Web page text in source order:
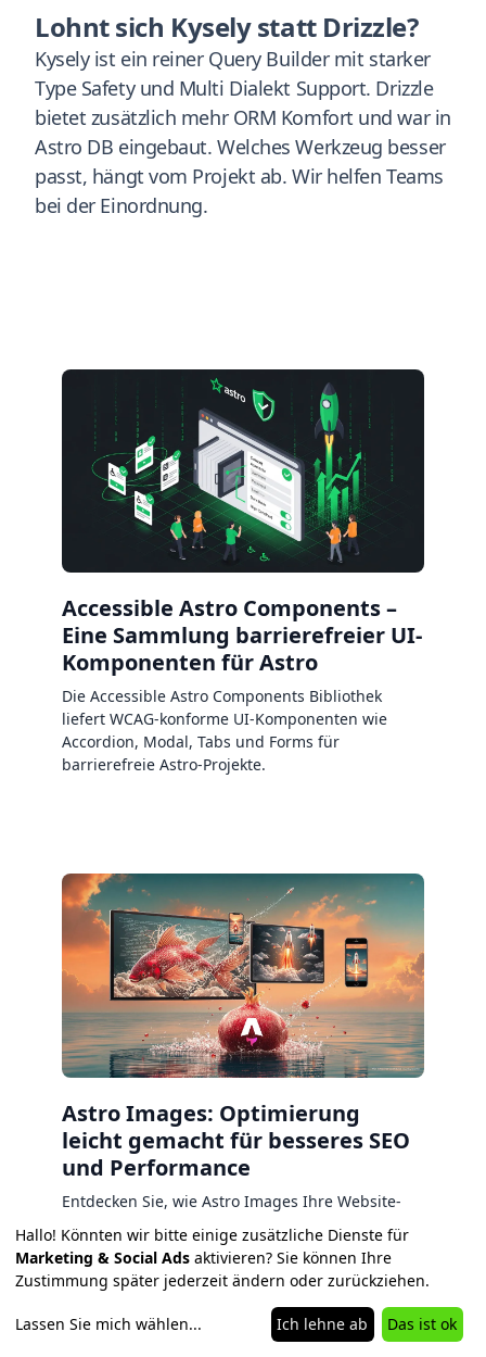
Lohnt sich Kysely statt Drizzle?
Kysely ist ein reiner Query Builder mit starker
Type Safety und Multi Dialekt Support. Drizzle
bietet zusätzlich mehr ORM Komfort und war in
Astro DB eingebaut. Welches Werkzeug besser
passt, hängt vom Projekt ab. Wir helfen Teams
bei der Einordnung.
Accessible Astro Components –
Eine Sammlung barrierefreier UI-
Komponenten für Astro
Die Accessible Astro Components Bibliothek
liefert WCAG-konforme UI-Komponenten wie
Accordion, Modal, Tabs und Forms für
barrierefreie Astro-Projekte.
Astro Images: Optimierung
leicht gemacht für besseres SEO
und Performance
Entdecken Sie, wie Astro Images Ihre Website-
Performance und SEO-Rankings revolutioniert.
Unsere Agentur bietet Ihnen das nötige Know-
how für Implementierung und Schulungen.
Optimieren Sie jetzt!
Hallo! Könnten wir bitte einige zusätzliche Dienste für
Marketing & Social Ads aktivieren? Sie können Ihre
Zustimmung später jederzeit ändern oder zurückziehen.
Lassen Sie mich wählen... Ich lehne ab Das ist ok